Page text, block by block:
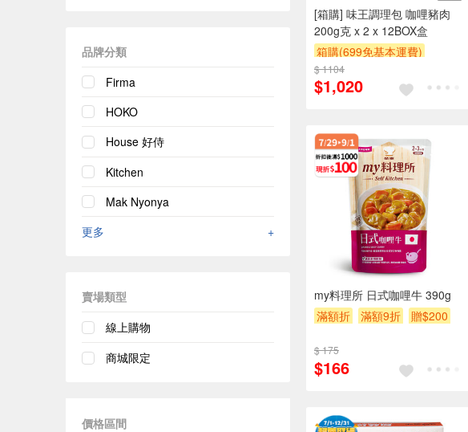
品牌分類
Firma
HOKO
House 好侍
Kitchen
Mak Nyonya
更多
+
賣場類型
線上購物
商城限定
價格區間
[箱購] 味王調理包 咖哩豬肉
200g克 x 2 x 12BOX盒
箱購(699免基本運費)
贈$200
$ 1104
$1,020
my料理所 日式咖哩牛 390g
滿額折
滿額9折 贈$200
$ 175
$166